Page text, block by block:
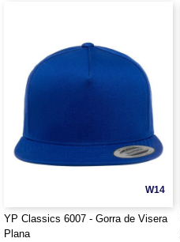
W14
YP Classics 6007 - Gorra de Visera
Plana